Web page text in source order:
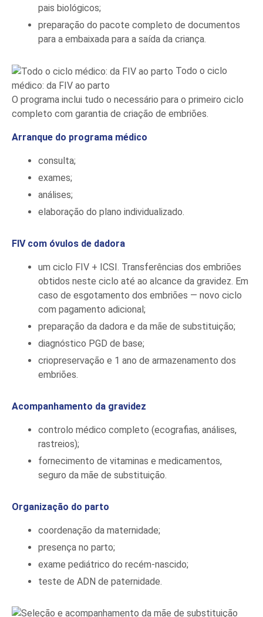
pais biológicos;
preparação do pacote completo de documentos
para a embaixada para a saída da criança.
Todo o ciclo
médico: da FIV ao parto
O programa inclui tudo o necessário para o primeiro ciclo
completo com garantia de criação de embriões.
Arranque do programa médico
consulta;
exames;
análises;
elaboração do plano individualizado.
FIV com óvulos de dadora
um ciclo FIV + ICSI. Transferências dos embriões
obtidos neste ciclo até ao alcance da gravidez. Em
caso de esgotamento dos embriões — novo ciclo
com pagamento adicional;
preparação da dadora e da mãe de substituição;
diagnóstico PGD de base;
criopreservação e 1 ano de armazenamento dos
embriões.
Acompanhamento da gravidez
controlo médico completo (ecografias, análises,
rastreios);
fornecimento de vitaminas e medicamentos,
seguro da mãe de substituição.
Organização do parto
coordenação da maternidade;
presença no parto;
exame pediátrico do recém-nascido;
teste de ADN de paternidade.